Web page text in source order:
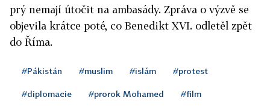
prý nemají útočit na ambasády. Zpráva o výzvě se
objevila krátce poté, co Benedikt XVI. odletěl zpět
do Říma.
#Pákistán #muslim #islám #protest
#diplomacie #prorok Mohamed #film